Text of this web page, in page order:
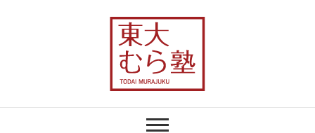
東大むら塾